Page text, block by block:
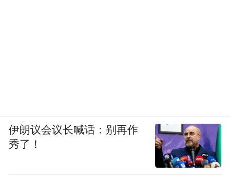
伊朗议会议长喊话：别再作
秀了！